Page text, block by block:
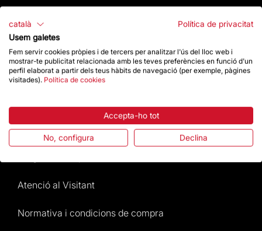
Botiga
La Fundació
Atenció al Visitant
Normativa i condicions de compra
català
Política de privacitat
Usem galetes
Fem servir cookies pròpies i de tercers per analitzar l'ús del lloc web i
mostrar-te publicitat relacionada amb les teves preferències en funció d'un
perfil elaborat a partir dels teus hàbits de navegació (per exemple, pàgines
visitades). Política de cookies
Accepta-ho tot
No, configura Declina